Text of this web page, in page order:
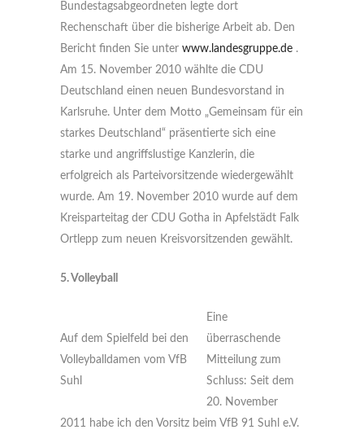
Bundestagsabgeordneten legte dort
Rechenschaft über die bisherige Arbeit ab. Den
Bericht finden Sie unter www.landesgruppe.de .
Am 15. November 2010 wählte die CDU
Deutschland einen neuen Bundesvorstand in
Karlsruhe. Unter dem Motto „Gemeinsam für ein
starkes Deutschland“ präsentierte sich eine
starke und angriffslustige Kanzlerin, die
erfolgreich als Parteivorsitzende wiedergewählt
wurde. Am 19. November 2010 wurde auf dem
Kreisparteitag der CDU Gotha in Apfelstädt Falk
Ortlepp zum neuen Kreisvorsitzenden gewählt.
5. Volleyball
Auf dem Spielfeld bei den
Volleyballdamen vom VfB
Suhl
Eine
überraschende
Mitteilung zum
Schluss: Seit dem
20. November
2011 habe ich den Vorsitz beim VfB 91 Suhl e.V.